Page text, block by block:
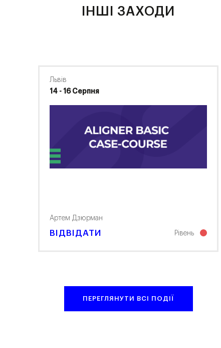
ІНШІ ЗАХОДИ
Львів
14 - 16 Серпня
Артем Дзюрман
Рівень
ВІДВІДАТИ
ПЕРЕГЛЯНУТИ ВСІ ПОДІЇ